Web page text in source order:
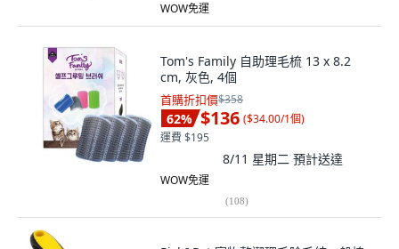
WOW免運
Tom's Family 自助理毛梳 13 x 8.2
cm, 灰色, 4個
首購折扣價$358
62% $136 ($34.00/1個)
運費 $195
8/11 星期二 預計送達
WOW免運
(108)